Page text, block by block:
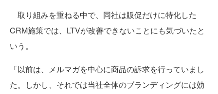
取り組みを重ねる中で、同社は販促だけに特化した
CRM施策では、LTVが改善できないことにも気づいたと
いう。
「以前は、メルマガを中心に商品の訴求を行っていまし
た。しかし、それでは当社全体のブランディングには効